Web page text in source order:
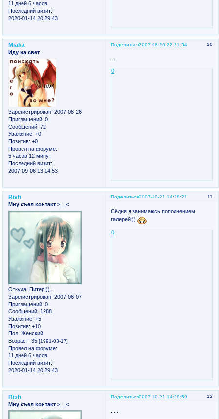
11 дней 6 часов
Последний визит:
2020-01-14 20:29:43
Поделиться 10
2007-08-26 22:21:54
Miaka
Иду на свет
Зарегистрирован: 2007-08-26
Приглашений: 0
Сообщений: 72
Уважение: +0
Позитив: +0
Провел на форуме:
5 часов 12 минут
Последний визит:
2007-09-06 13:14:53
0
Поделиться 11
2007-10-21 14:28:21
Rish
Мну съел контакт >__<
Откуда: Питер!))..
Зарегистрирован: 2007-06-07
Приглашений: 0
Сообщений: 1288
Уважение: +5
Позитив: +10
Пол: Женский
Возраст: 35 [1991-03-17]
Провел на форуме:
11 дней 6 часов
Последний визит:
2020-01-14 20:29:43
Сёдня я занимаюсь пополнением
галерей!))
0
Поделиться 12
2007-10-21 14:29:59
Rish
Мну съел контакт >__<